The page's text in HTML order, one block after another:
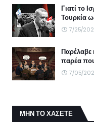
Γιατί το
Τουρκία
7/25/
παρέα
7/05/
ΜΗΝ ΤΟ ΧΑΣΕΤΕ